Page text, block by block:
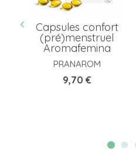
Capsules confort
(pré)menstruel
Aromafemina
PRANAROM
Prix
9,70 €